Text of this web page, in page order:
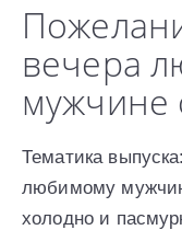
вечера
мужчине
Тематика
любимому
холодно и